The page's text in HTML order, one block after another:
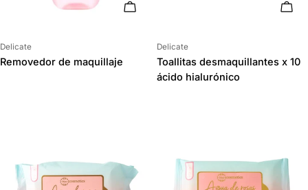
AÑADIR AL CARRITO
Proveedor:
Delicate
Removedor de maquillaje
Proveedor:
Delicate
Toallitas desmaquillantes x 10
ácido hialurónico